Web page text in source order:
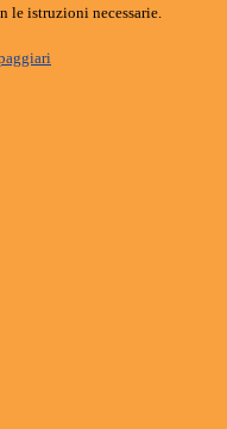
le istruzioni necessarie.